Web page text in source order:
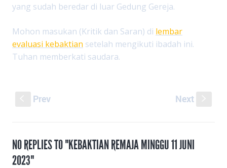
yang sudah beredar di luar Gedung Gereja.
Mohon masukan (Kritik dan Saran) di lembar
evaluasi kebaktian setelah mengikuti ibadah ini.
Tuhan memberkati saudara.
Prev Next
NO REPLIES TO "KEBAKTIAN REMAJA MINGGU 11 JUNI
2023"